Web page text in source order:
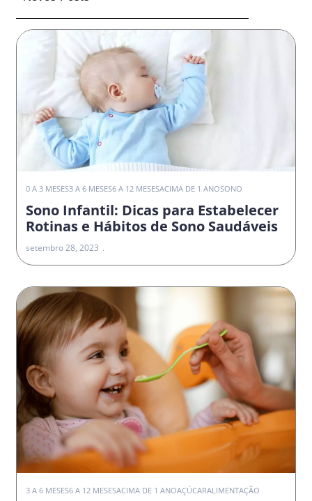
0 A 3 MESES3 A 6 MESES6 A 12 MESESACIMA DE 1 ANOSONO
Sono Infantil: Dicas para Estabelecer
Rotinas e Hábitos de Sono Saudáveis
setembro 28, 2023
3 A 6 MESES6 A 12 MESESACIMA DE 1 ANOAÇÚCARALIMENTAÇÃO